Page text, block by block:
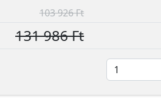
103 926 Ft
131 986 Ft